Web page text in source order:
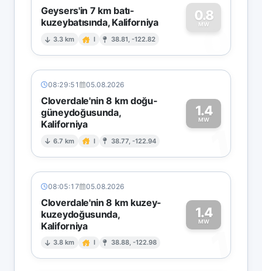
Geysers'in 7 km batı-
kuzeybatısında, Kaliforniya
3.3 km I 38.81, -122.82
0.8
MW
0
08:29:51 05.08.2026
Cloverdale'nin 8 km doğu-
güneydoğusunda,
Kaliforniya
6.7 km I 38.77, -122.94
1.4
MW
1
08:05:17 05.08.2026
Cloverdale'nin 8 km kuzey-
kuzeydoğusunda,
Kaliforniya
3.8 km I 38.88, -122.98
1.4
MW
1